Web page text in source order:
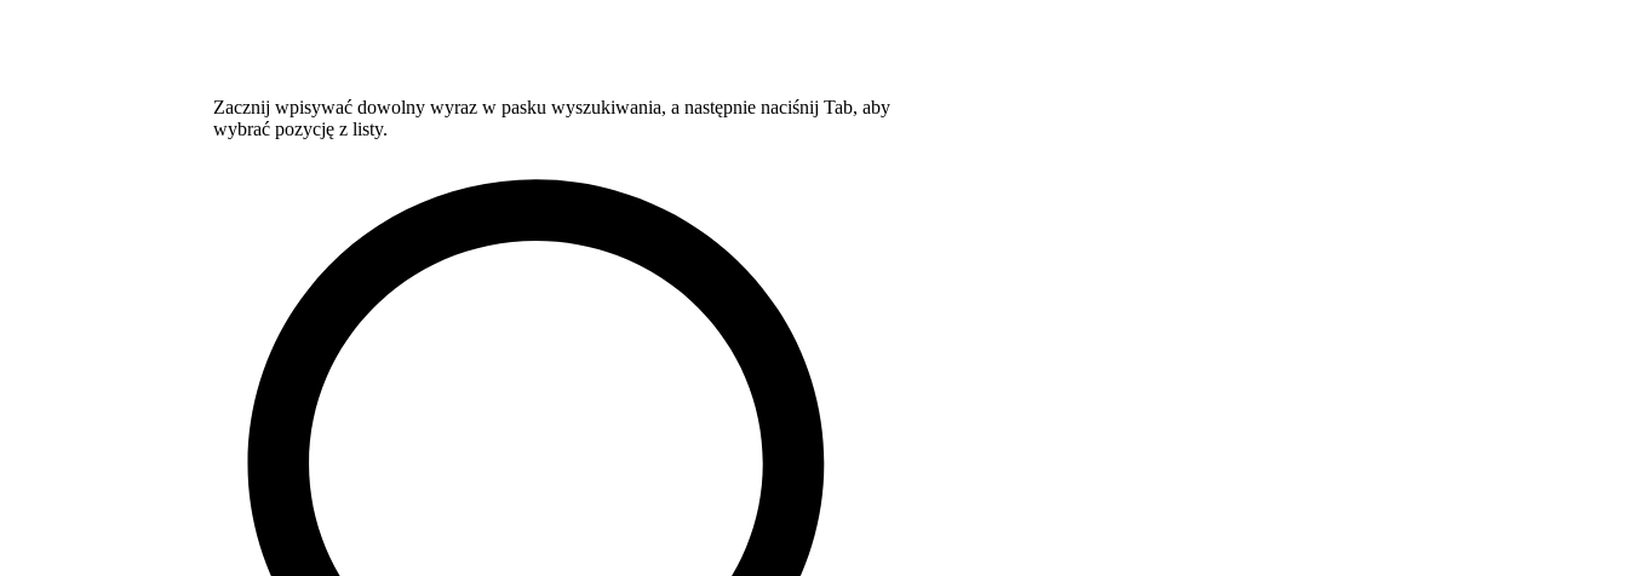
Zacznij wpisywać dowolny wyraz w pasku wyszukiwania, a następnie naciśnij Tab, aby
wybrać pozycję z listy.